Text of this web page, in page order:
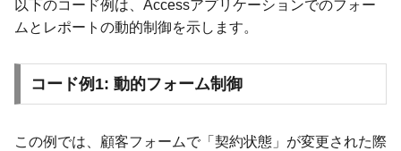
以下のコード例は、Accessアプリケーションでのフォー
ムとレポートの動的制御を示します。
コード例1: 動的フォーム制御
この例では、顧客フォームで「契約状態」が変更された際